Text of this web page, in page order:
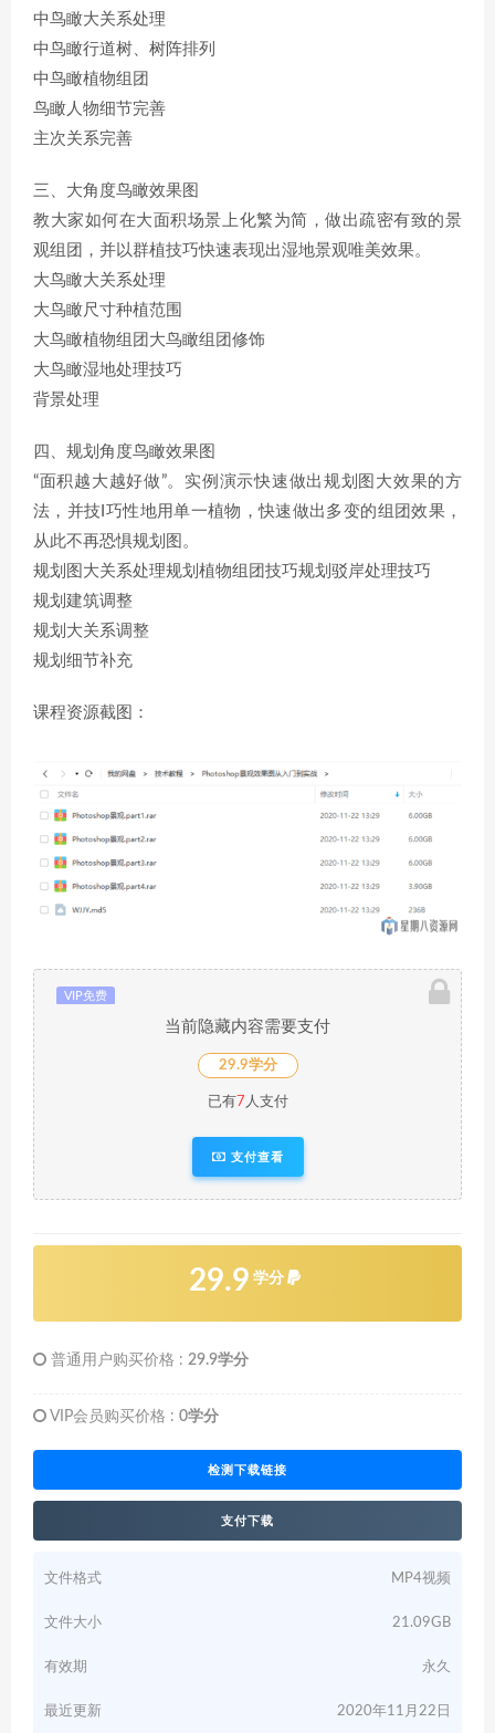
中鸟瞰大关系处理
中鸟瞰行道树、树阵排列
中鸟瞰植物组团
鸟瞰人物细节完善
主次关系完善
三、大角度鸟瞰效果图
教大家如何在大面积场景上化繁为简，做出疏密有致的景
观组团，并以群植技巧快速表现出湿地景观唯美效果。
大鸟瞰大关系处理
大鸟瞰尺寸种植范围
大鸟瞰植物组团大鸟瞰组团修饰
大鸟瞰湿地处理技巧
背景处理
四、规划角度鸟瞰效果图
“面积越大越好做”。实例演示快速做出规划图大效果的方
法，并技I巧性地用单一植物，快速做出多变的组团效果，
从此不再恐惧规划图。
规划图大关系处理规划植物组团技巧规划驳岸处理技巧
规划建筑调整
规划大关系调整
规划细节补充
课程资源截图：
VIP免费
当前隐藏内容需要支付
29.9学分
已有7 人支付
支付查看
29.9 学分
普通用户购买价格 : 29.9学分
VIP会员购买价格 : 0学分
检测下载链接
支付下载
文件格式 MP4视频
文件大小 21.09GB
有效期 永久
最近更新 2020年11月22日